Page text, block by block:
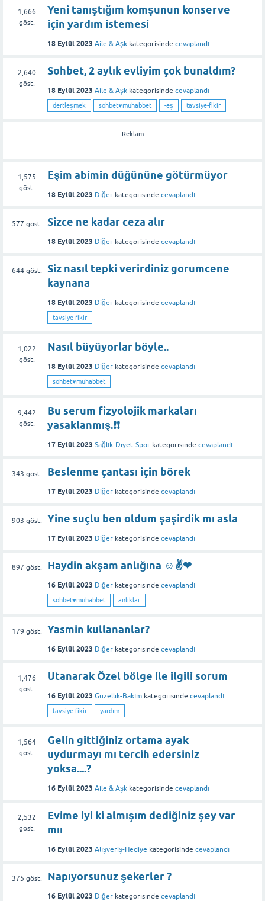
1,666
göst.
Yeni tanıştığım komşunun konserve
için yardım istemesi
18 Eylül 2023 Aile & Aşk kategorisinde cevaplandı
2,640
göst.
Sohbet, 2 aylık evliyim çok bunaldım?
18 Eylül 2023 Aile & Aşk kategorisinde cevaplandı
dertleşmek sohbet♥️muhabbet -eş tavsiye-fikir
-Reklam-
1,575
göst.
Eşim abimin düğününe götürmüyor
18 Eylül 2023 Diğer kategorisinde cevaplandı
577 göst. Sizce ne kadar ceza alır
18 Eylül 2023 Diğer kategorisinde cevaplandı
644göst.
Siz nasıl tepki verirdiniz gorumcene
kaynana
18 Eylül 2023 Diğer kategorisinde cevaplandı
tavsiye-fikir
1,022
göst.
Nasıl büyüyorlar böyle..
18 Eylül 2023 Diğer kategorisinde cevaplandı
sohbet♥️muhabbet
9,442
göst.
Bu serum fizyolojik markaları
yasaklanmış.❗❗
17 Eylül 2023 Sağlık-Diyet-Spor kategorisinde cevaplandı
343 göst. Beslenme çantası için börek
17 Eylül 2023 Diğer kategorisinde cevaplandı
903 göst. Yine suçlu ben oldum şaşirdik mı asla
17 Eylül 2023 Diğer kategorisinde cevaplandı
897 göst. Haydin akşam anlığına ☺✌❤
16 Eylül 2023 Diğer kategorisinde cevaplandı
sohbet♥️muhabbet anliklar
179 göst. Yasmin kullananlar?
16 Eylül 2023 Diğer kategorisinde cevaplandı
1,476
göst.
Utanarak Özel bölge ile ilgili sorum
16 Eylül 2023 Güzellik-Bakım kategorisinde cevaplandı
tavsiye-fikir yardım
1,564
göst.
Gelin gittiğiniz ortama ayak
uydurmayı mı tercih edersiniz
yoksa....?
16 Eylül 2023 Aile & Aşk kategorisinde cevaplandı
2,532
göst.
Evime iyi ki almışım dediğiniz şey var
mıı
16 Eylül 2023 Alışveriş-Hediye kategorisinde cevaplandı
375 göst. Napıyorsunuz şekerler ?
16 Eylül 2023 Diğer kategorisinde cevaplandı